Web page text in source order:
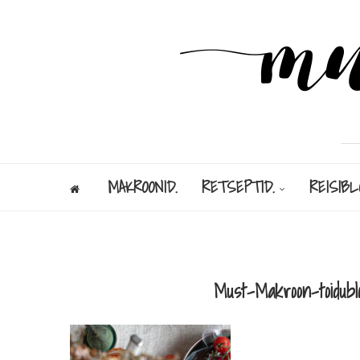
MAKROONID. RETSEPTID.
Must-Makroon-